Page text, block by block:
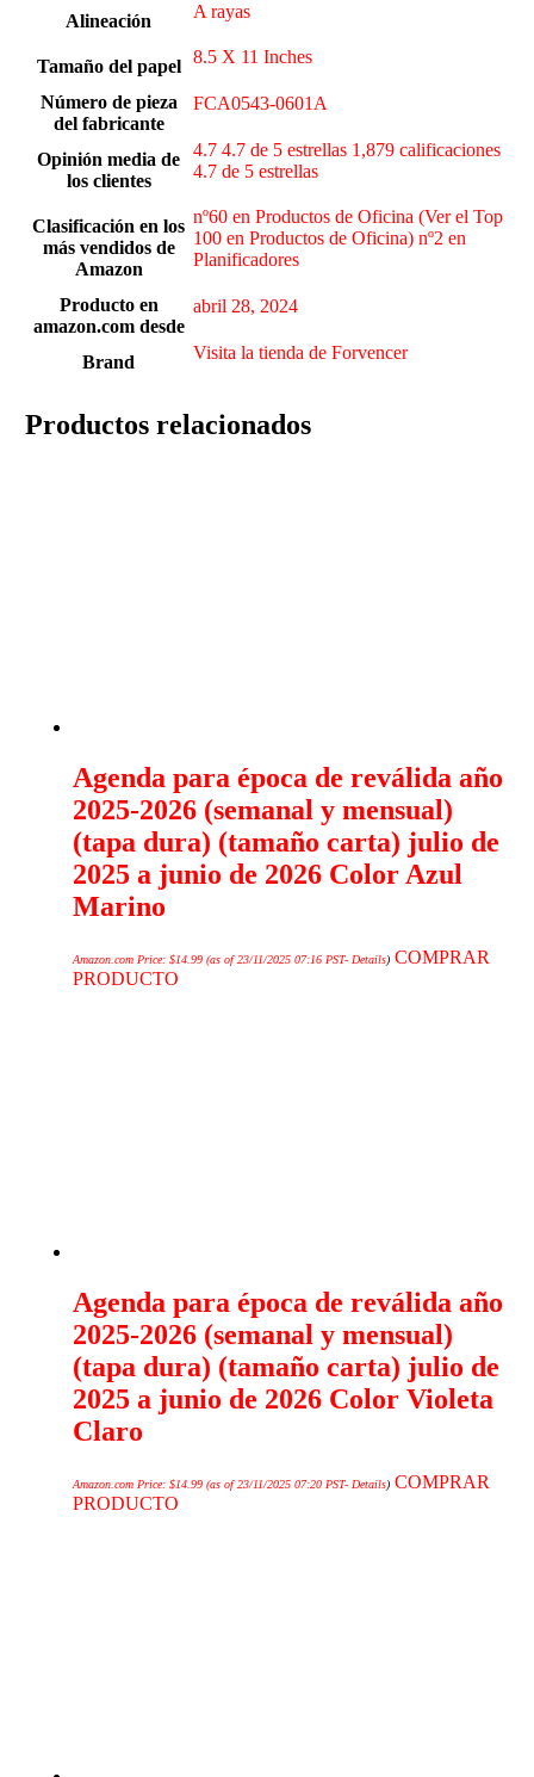
Alineación ‎A rayas
Tamaño del papel ‎8.5 X 11 Inches
Número de pieza
del fabricante
‎FCA0543-0601A
Opinión media de
los clientes
4.7 4.7 de 5 estrellas 1,879 calificaciones
4.7 de 5 estrellas
Clasificación en los
más vendidos de
Amazon
nº60 en Productos de Oficina (Ver el Top
100 en Productos de Oficina) nº2 en
Planificadores
Producto en
amazon.com desde
abril 28, 2024
Brand Visita la tienda de Forvencer
Productos relacionados
Agenda para época de reválida año
2025-2026 (semanal y mensual)
(tapa dura) (tamaño carta) julio de
2025 a junio de 2026 Color Azul
Marino
Amazon.com Price:$14.99 (as of 23/11/2025 07:16 PST- Details) COMPRAR
PRODUCTO
Agenda para época de reválida año
2025-2026 (semanal y mensual)
(tapa dura) (tamaño carta) julio de
2025 a junio de 2026 Color Violeta
Claro
Amazon.com Price:$14.99 (as of 23/11/2025 07:20 PST- Details) COMPRAR
PRODUCTO